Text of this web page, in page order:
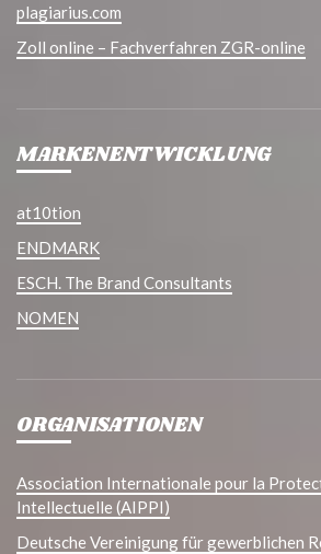
plagiarius.com
Zoll online – Fachverfahren ZGR-online
MARKENENTWICKLUNG
at10tion
ENDMARK
ESCH. The Brand Consultants
NOMEN
ORGANISATIONEN
Association Internationale pour la
Intellectuelle (AIPPI)
Deutsche Vereinigung für gewerblichen